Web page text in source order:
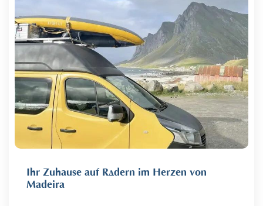
Ihr Zuhause auf Rädern im Herzen von
Madeira